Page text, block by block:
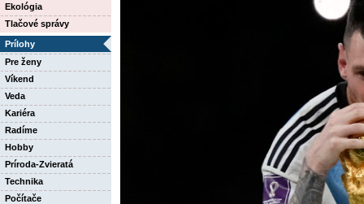
Ekológia
Tlačové správy
Prílohy
Pre ženy
Víkend
Veda
Kariéra
Radíme
Hobby
Príroda-Zvieratá
Technika
Počítače